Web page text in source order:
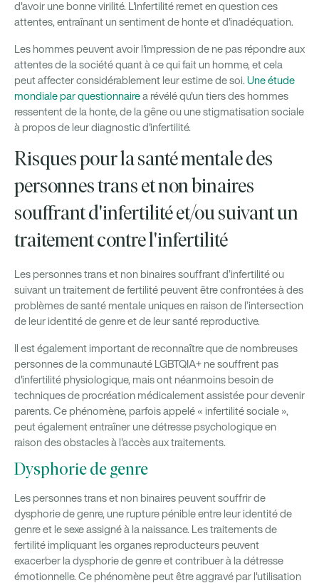
d'avoir une bonne virilité. L'infertilité remet en question ces
attentes, entraînant un sentiment de honte et d'inadéquation.
Les hommes peuvent avoir l'impression de ne pas répondre aux
attentes de la société quant à ce qui fait un homme, et cela
peut affecter considérablement leur estime de soi. Une étude
mondiale par questionnairea révélé qu'un tiers des hommes
ressentent de la honte, de la gêne ou une stigmatisation sociale
à propos de leur diagnostic d'infertilité.
Risques pour la santé mentale des
personnes trans et non binaires
souffrant d'infertilité et/ou suivant un
traitement contre l'infertilité
Les personnes trans et non binaires souffrant d’infertilité ou
suivant un traitement de fertilité peuvent être confrontées à des
problèmes de santé mentale uniques en raison de l’intersection
de leur identité de genre et de leur santé reproductive.
Il est également important de reconnaître que de nombreuses
personnes de la communauté LGBTQIA+ ne souffrent pas
d'infertilité physiologique, mais ont néanmoins besoin de
techniques de procréation médicalement assistée pour devenir
parents. Ce phénomène, parfois appelé « infertilité sociale »,
peut également entraîner une détresse psychologique en
raison des obstacles à l'accès aux traitements.
Dysphorie de genre
Les personnes trans et non binaires peuvent souffrir de
dysphorie de genre, une rupture pénible entre leur identité de
genre et le sexe assigné à la naissance. Les traitements de
fertilité impliquant les organes reproducteurs peuvent
exacerber la dysphorie de genre et contribuer à la détresse
émotionnelle. Ce phénomène peut être aggravé par l'utilisation